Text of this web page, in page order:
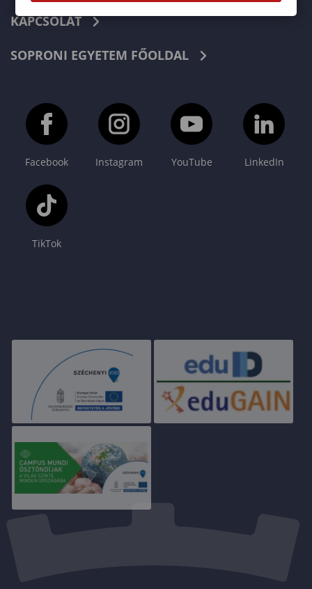
KAPCSOLAT
SOPRONI EGYETEM FŐOLDAL
Facebook Instagram YouTube LinkedIn
TikTok